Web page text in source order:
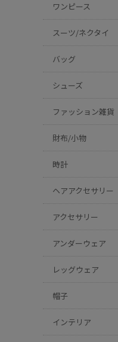
ワンピース
スーツ/ネクタイ
バッグ
シューズ
ファッション雑貨
財布/小物
時計
ヘアアクセサリー
アクセサリー
アンダーウェア
レッグウェア
帽子
インテリア